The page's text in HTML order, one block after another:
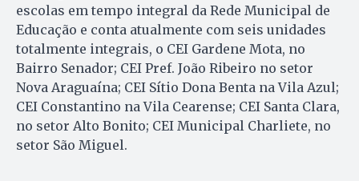
escolas em tempo integral da Rede Municipal de
Educação e conta atualmente com seis unidades
totalmente integrais, o CEI Gardene Mota, no
Bairro Senador; CEI Pref. João Ribeiro no setor
Nova Araguaína; CEI Sítio Dona Benta na Vila Azul;
CEI Constantino na Vila Cearense; CEI Santa Clara,
no setor Alto Bonito; CEI Municipal Charliete, no
setor São Miguel.